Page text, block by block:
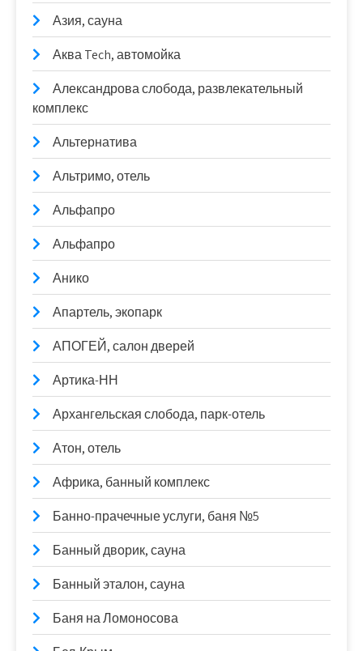
Азия, сауна
Аква Tech, автомойка
Александрова слобода, развлекательный
комплекс
Альтернатива
Альтримо, отель
Альфапро
Альфапро
Анико
Апартель, экопарк
АПОГЕЙ, салон дверей
Артика-НН
Архангельская слобода, парк-отель
Атон, отель
Африка, банный комплекс
Банно-прачечные услуги, баня №5
Банный дворик, сауна
Банный эталон, сауна
Баня на Ломоносова